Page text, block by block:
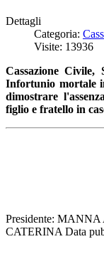
Dettagli
Categoria:
Visite: 13936
Cassazione
Infortunio mortale
dimostrare
figlio e fratello in
Presidente:
CATERINA Data